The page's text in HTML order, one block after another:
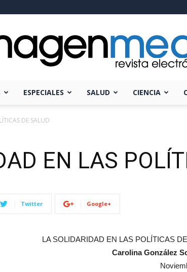
ESPECIALES SALUD CIENCIA
DE SALUD
EN LAS
Twitter Google+
LA SOLIDARIDAD EN LAS POLÍTICAS
Carolina González